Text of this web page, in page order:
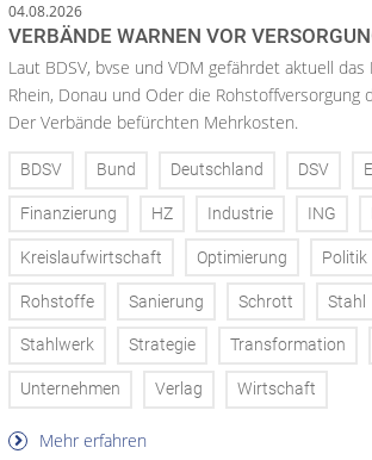
04.08.2026
VERBÄNDE WARNEN VOR
Laut BDSV, bvse und VDM gefährdet aktuell
Rhein, Donau und Oder die Rohstoffversorgung
Der Verbände befürchten Mehrkosten.
BDSV Bund Deutschland DSV
Finanzierung HZ Industrie ING
Kreislaufwirtschaft Optimierung Politik
Rohstoffe Sanierung Schrott Stahl
Stahlwerk Strategie Transformation
Unternehmen Verlag Wirtschaft
Mehr erfahren